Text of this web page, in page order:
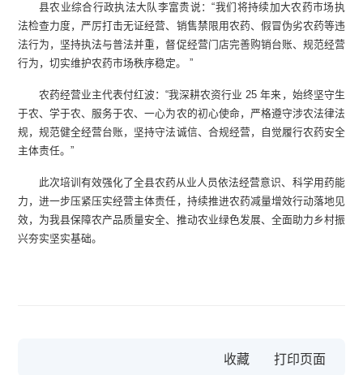
县农业综合行政执法大队李富贵说：“我们将持续加大农药市场执
法检查力度，严厉打击无证经营、销售禁限用农药、假冒伪劣农药等违
法行为，坚持执法与普法并重，督促经营门店完善购销台账、规范经营
行为，切实维护农药市场秩序稳定。 ”
农药经营业主代表付红波：“我深耕农资行业 25 年来，始终坚守生
于农、学于农、服务于农、一心为农的初心使命，严格遵守涉农法律法
规，规范健全经营台账，坚持守法诚信、合规经营，自觉履行农药安全
主体责任。”
此次培训有效强化了全县农药从业人员依法经营意识、科学用药能
力，进一步压紧压实经营主体责任，持续推进农药减量增效行动落地见
效，为我县保障农产品质量安全、推动农业绿色发展、全面助力乡村振
兴夯实坚实基础。
收藏